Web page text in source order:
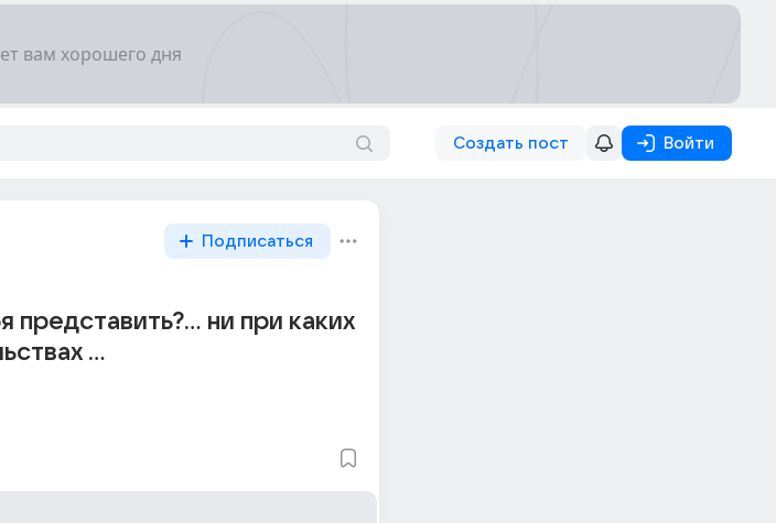
Создать пост Войти
Подписаться
ни при каких
...